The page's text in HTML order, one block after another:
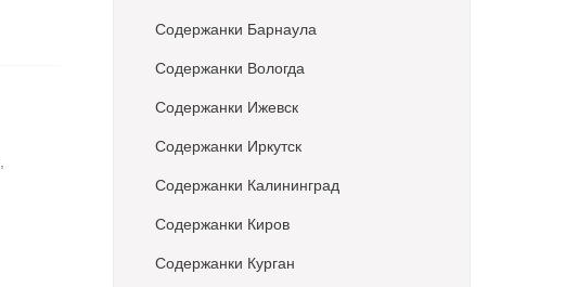
Содержанки Барнаула
Содержанки Вологда
Содержанки Ижевск
Содержанки Иркутск
Содержанки Калининград
Содержанки Киров
Содержанки Курган